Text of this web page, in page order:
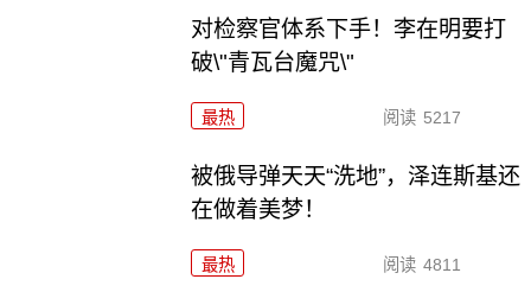
对检察官体系下手！李在明要打
破\"青瓦台魔咒\"
最热 阅读 5217
被俄导弹天天“洗地”，泽连斯基还
在做着美梦！
最热 阅读 4811